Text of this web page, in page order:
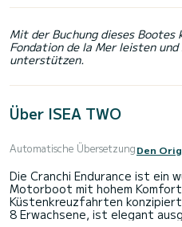
Mit der Buchung dieses Bootes
Fondation de la Mer leisten
unterstützen.
Über ISEA TWO
Automatische ÜbersetzungDen
Die Cranchi Endurance ist ein
Motorboot mit hohem
Küstenkreuzfahrten
8 Erwachsene, ist elegant